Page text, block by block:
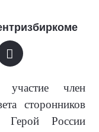
член
сторонников
Герой России